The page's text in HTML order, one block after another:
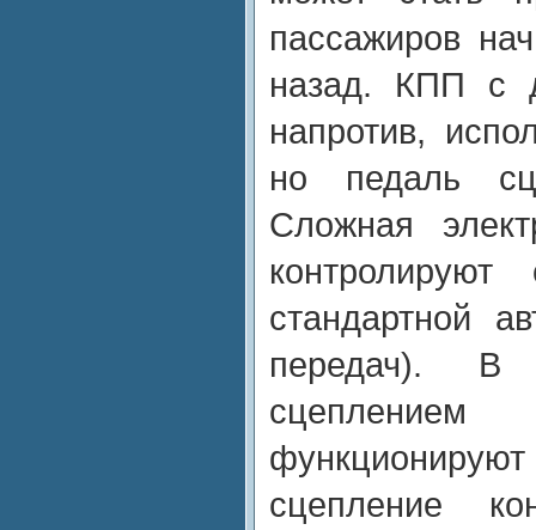
пассажиров
назад. КПП с
напротив,
но педаль
Сложная
стандартной
передач).
сцепление